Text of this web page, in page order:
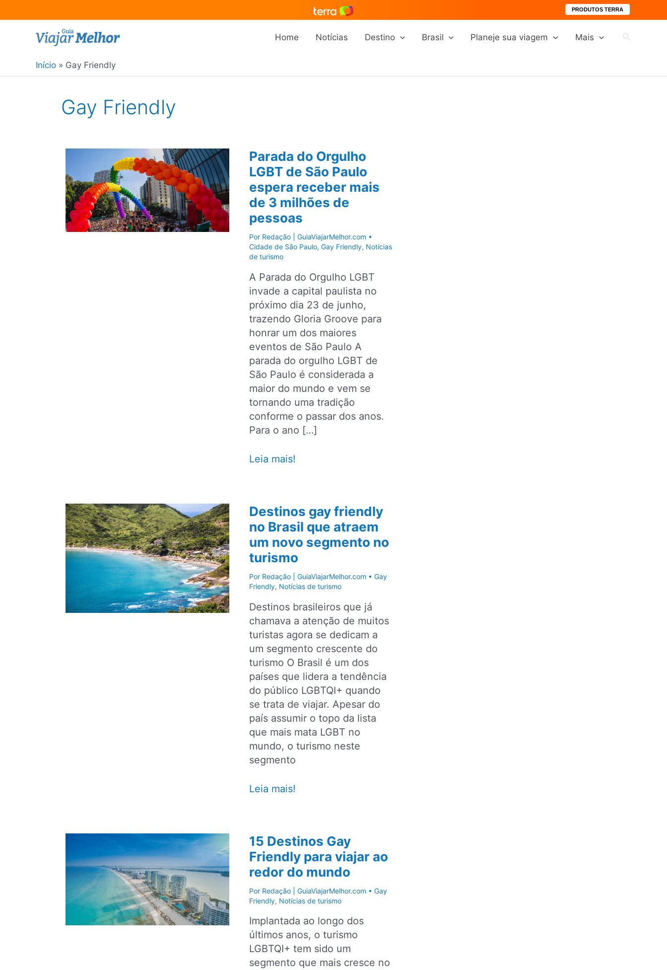
PRODUTOS TERRA
conteúdo
Home Notícias Destino Brasil Planeje sua viagem Mais Pesquisar
Início Gay Friendly
Gay Friendly
Parada do Orgulho
LGBT de São Paulo
espera receber mais
de 3 milhões de
pessoas
Por Redação | GuiaViajarMelhor.com •
Cidade de São Paulo, Gay Friendly, Notícias
de turismo
A Parada do Orgulho LGBT
invade a capital paulista no
próximo dia 23 de junho,
trazendo Gloria Groove para
honrar um dos maiores
eventos de São Paulo A
parada do orgulho LGBT de
São Paulo é considerada a
maior do mundo e vem se
tornando uma tradição
conforme o passar dos anos.
Para o ano […]
Parada
de
São
Paulo
espera
mais
3
milhões
de
pessoas
Leia mais!
Destinos gay friendly
no Brasil que atraem
um novo segmento no
turismo
Por Redação | GuiaViajarMelhor.com • Gay
Friendly, Notícias de turismo
Destinos brasileiros que já
chamava a atenção de muitos
turistas agora se dedicam a
um segmento crescente do
turismo O Brasil é um dos
países que lidera a tendência
do público LGBTQI+ quando
se trata de viajar. Apesar do
país assumir o topo da lista
que mais mata LGBT no
mundo, o turismo neste
segmento
Destinos
Brasil
que
atraem
um
novo
no
turismo
Leia mais!
15 Destinos Gay
Friendly para viajar ao
redor do mundo
Por Redação | GuiaViajarMelhor.com • Gay
Friendly, Notícias de turismo
Implantada ao longo dos
últimos anos, o turismo
LGBTQI+ tem sido um
segmento que mais cresce no